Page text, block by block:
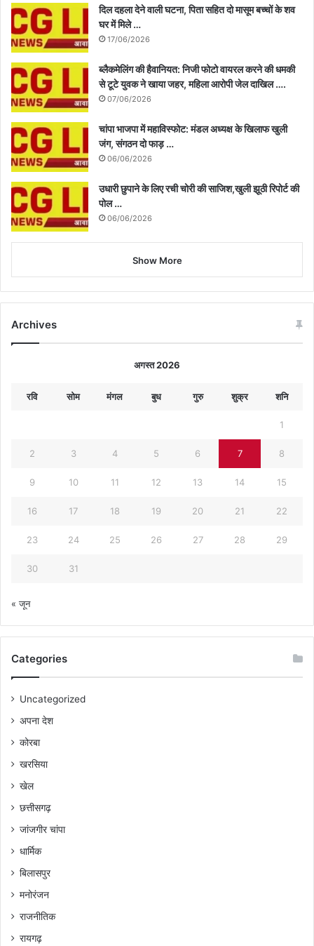
दिल दहला देने वाली घटना, पिता सहित दो मासूम बच्चों के शव
घर में मिले …
17/06/2026
ब्लैकमेलिंग की हैवानियत: निजी फोटो वायरल करने की धमकी
से टूटे युवक ने खाया जहर, महिला आरोपी जेल दाखिल ….
07/06/2026
चांपा भाजपा में महाविस्फोट: मंडल अध्यक्ष के खिलाफ खुली
जंग, संगठन दो फाड़ …
06/06/2026
उधारी छुपाने के लिए रची चोरी की साजिश,खुली झूठी रिपोर्ट की
पोल …
06/06/2026
Show More
Archives
अगस्त 2026
रवि सोम मंगल बुध गुरु शुक्र शनि
1
2 3 4 5 6 7 8
9 10 11 12 13 14 15
16 17 18 19 20 21 22
23 24 25 26 27 28 29
30 31
« जून
Categories
Uncategorized
अपना देश
कोरबा
खरसिया
खेल
छत्तीसगढ़
जांजगीर चांपा
धार्मिक
बिलासपुर
मनोरंजन
राजनीतिक
रायगढ़